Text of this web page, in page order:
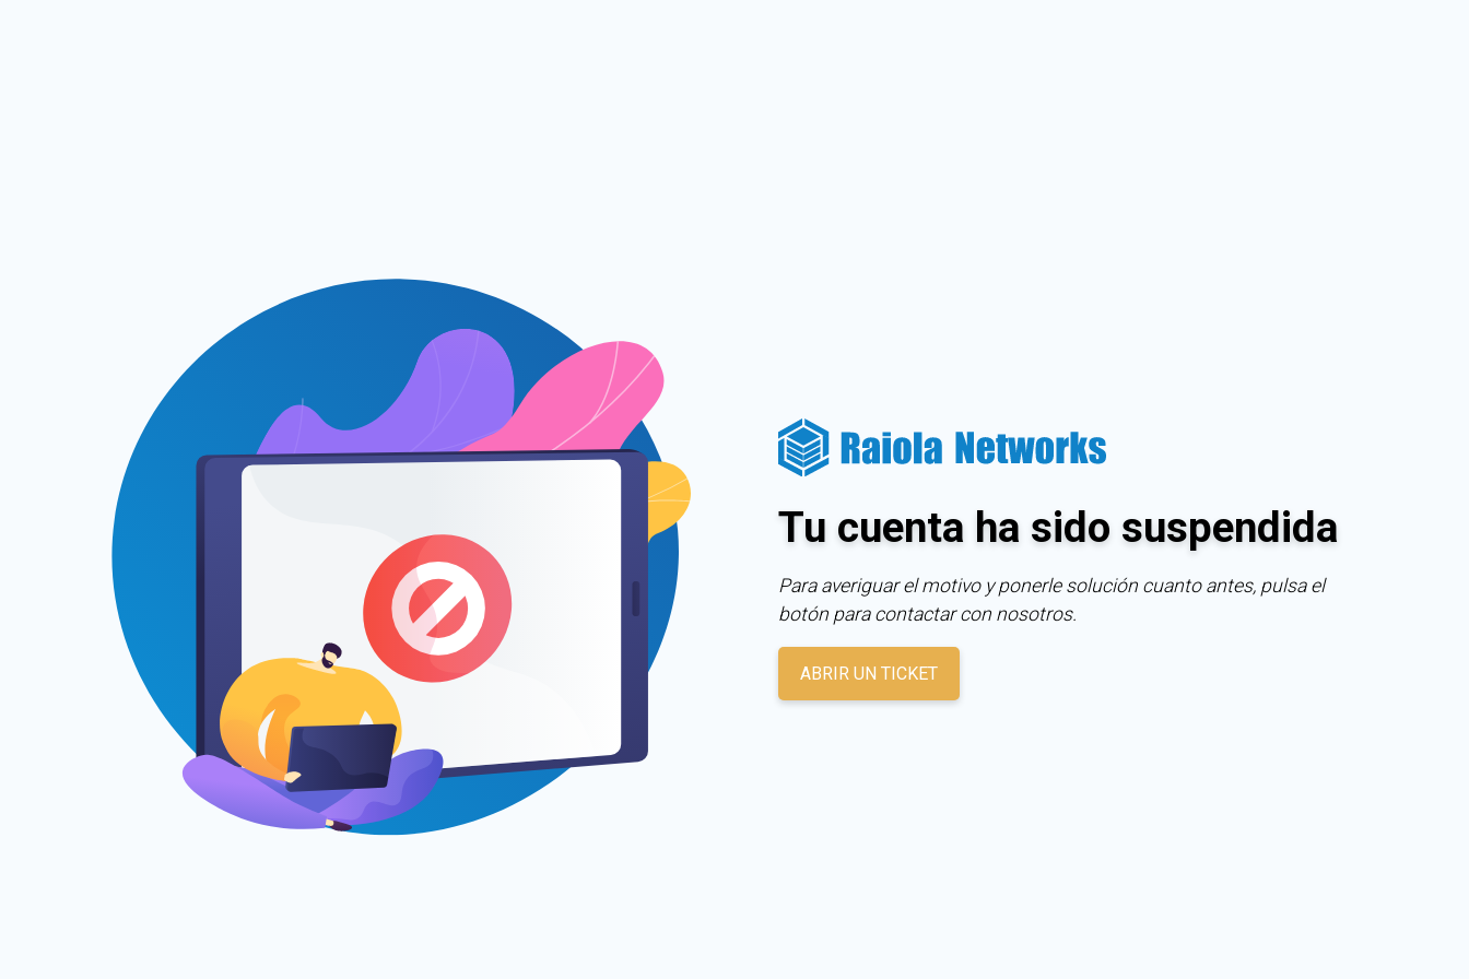
Tu cuenta ha sido suspendida
Para averiguar el motivo y ponerle solución cuanto antes, pulsa el
botón para contactar con nosotros.
ABRIR UN TICKET